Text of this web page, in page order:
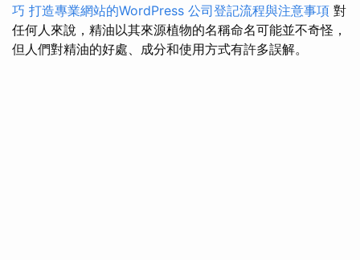
巧 打造專業網站的WordPress 公司登記流程與注意事項 對
任何人來說，精油以其來源植物的名稱命名可能並不奇怪，
但人們對精油的好處、成分和使用方式有許多誤解。